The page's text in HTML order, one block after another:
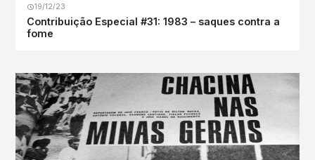
19/12/23
Contribuição Especial #31: 1983 – saques contra a
fome